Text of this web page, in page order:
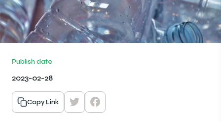
Publish date
2023-02-28
Copy Link